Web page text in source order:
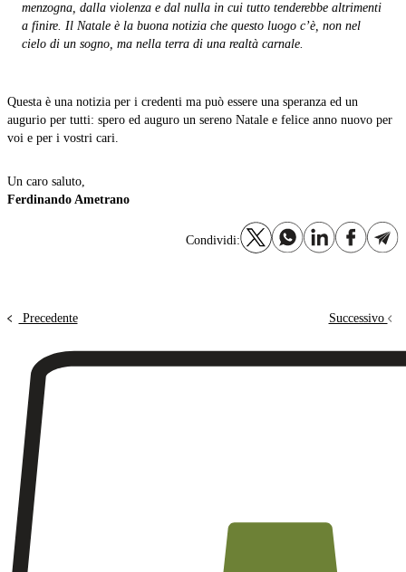
menzogna, dalla violenza e dal nulla in cui tutto tenderebbe altrimenti
a finire. Il Natale è la buona notizia che questo luogo c’è, non nel
cielo di un sogno, ma nella terra di una realtà carnale.
Questa è una notizia per i credenti ma può essere una speranza ed un
augurio per tutti: spero ed auguro un sereno Natale e felice anno nuovo per
voi e per i vostri cari.
Un caro saluto,
Ferdinando Ametrano
Condividi:
Precedente Successivo